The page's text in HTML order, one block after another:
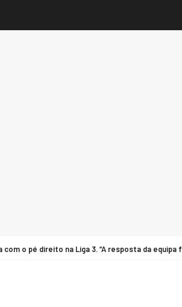
o pé direito na Liga 3. “A resposta da equipa foi